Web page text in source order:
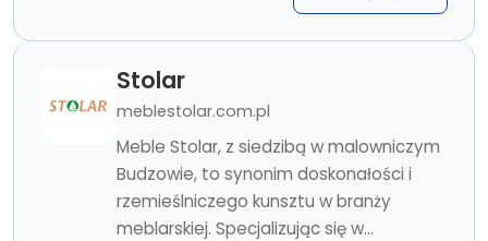
Stolar
meblestolar.com.pl
Meble Stolar, z siedzibą w malowniczym
Budzowie, to synonim doskonałości i
rzemieślniczego kunsztu w branży
meblarskiej. Specjalizując się w...